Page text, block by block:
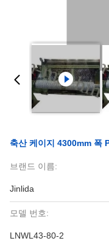
축산 케이지 4300mm 폭
브랜드 이름:
Jinlida
모델 번호:
LNWL43-80-2